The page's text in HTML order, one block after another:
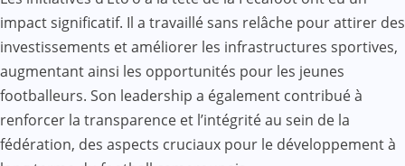
impact significatif. Il a travaillé sans relâche pour attirer des
investissements et améliorer les infrastructures sportives,
augmentant ainsi les opportunités pour les jeunes
footballeurs. Son leadership a également contribué à
renforcer la transparence et l’intégrité au sein de la
fédération, des aspects cruciaux pour le développement à